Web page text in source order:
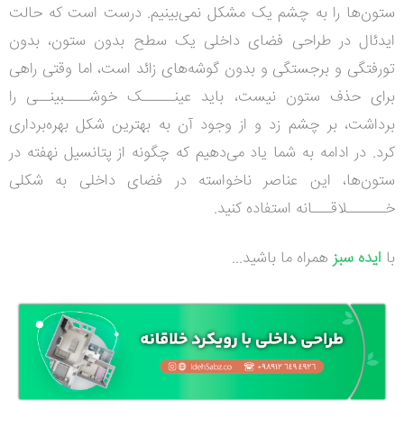
ستون‌ها را به چشم یک مشکل نمی‌بینیم.درست است که حالت
ایدئال در طراحی فضای داخلی یک سطح بدون ستون، بدون
تورفتگی و برجستگی و بدون گوشه‌های زائد است، اما وقتی راهی
برای حذف ستون نیست، باید عینـــــک خوشــــبینــی را
برداشت، بر چشم زد و از وجود آن به بهترین شکل بهره‌برداری
کرد. در ادامه به شما یاد می‌دهیم که چگونه از پتانسیل نهفته در
ستون‌ها، این عناصر ناخواسته در فضای داخلی به شکلی
خــــــلاقـــانه استفاده کنید.
با ایده سبزهمراه ما باشید...